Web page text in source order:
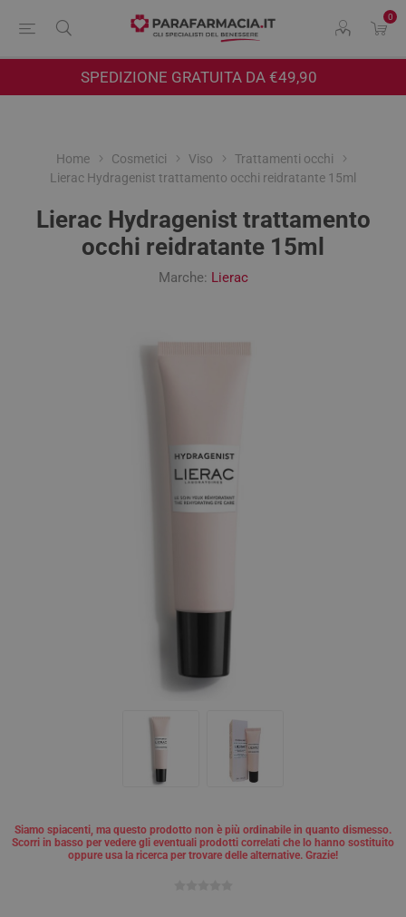
0
SPEDIZIONE GRATUITA DA €49,90
Home Cosmetici Viso
Trattamenti occhi
Lierac Hydragenist trattamento occhi reidratante 15ml
Lierac Hydragenist trattamento
occhi reidratante 15ml
Marche: Lierac
Siamo spiacenti, ma questo prodotto non è più ordinabile in quanto dismesso.
Scorri in basso per vedere gli eventuali prodotti correlati che lo hanno sostituito
oppure usa la ricerca per trovare delle alternative. Grazie!